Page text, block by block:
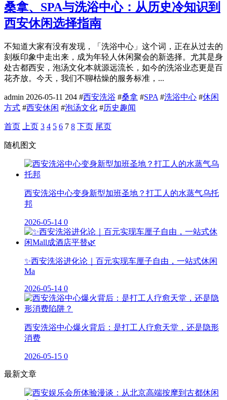
桑拿、SPA与洗浴中心：从历史冷知识到
西安休闲选择指南
不知道大家有没有发现，「洗浴中心」这个词，正在从过去的
刻板印象中走出来，成为年轻人休闲聚会的新选择。尤其是身
处古都西安，泡汤文化本就源远流长，如今的洗浴业态更是百
花齐放。今天，我们不聊枯燥的服务标准，...
admin 2026-05-11 204 #西安洗浴 #桑拿 #SPA #洗浴中心 #休闲
方式 #西安休闲 #泡汤文化 #历史趣闻
首页 上页 3 4 5 6 7 8 下页 尾页
随机图文
西安洗浴中心变身新型加班圣地？打工人的水蒸气乌托
邦
2026-05-14 0
✨西安洗浴进化论｜百元实现车厘子自由，一站式休闲
Ma
2026-05-14 0
西安洗浴中心爆火背后：是打工人疗愈天堂，还是隐形
消费
2026-05-15 0
最新文章